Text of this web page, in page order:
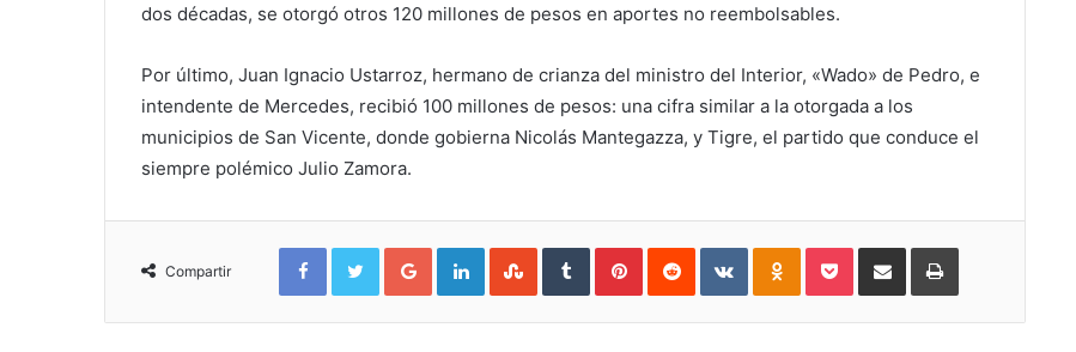
dos décadas, se otorgó otros 120 millones de pesos en aportes no reembolsables.
Por último, Juan Ignacio Ustarroz, hermano de crianza del ministro del Interior, «Wado» de Pedro, e
intendente de Mercedes, recibió 100 millones de pesos: una cifra similar a la otorgada a los
municipios de San Vicente, donde gobierna Nicolás Mantegazza, y Tigre, el partido que conduce el
siempre polémico Julio Zamora.
Compartir
FacebookTwitterGoogle+LinkedInStumbleUpon
TumblrPinterestReddit VKontakteOdnoklassniki
PocketShare
Email
Print